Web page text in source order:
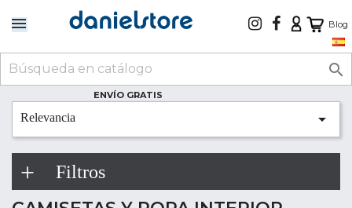
Blog

ENVÍO GRATIS
Relevancia 
Filtros